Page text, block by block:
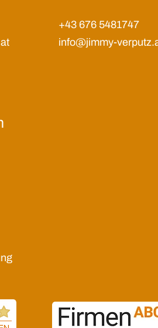
+43 676 5481747
info@jimmy-